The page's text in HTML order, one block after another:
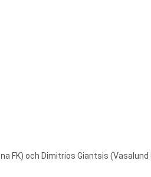
FK) och Dimitrios Giantsis (Vasalund